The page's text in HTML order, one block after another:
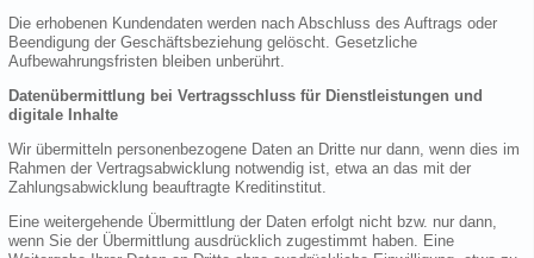
Die erhobenen Kundendaten werden nach Abschluss des Auftrags oder
Beendigung der Geschäftsbeziehung gelöscht. Gesetzliche
Aufbewahrungsfristen bleiben unberührt.
Datenübermittlung bei Vertragsschluss für Dienstleistungen und
digitale Inhalte
Wir übermitteln personenbezogene Daten an Dritte nur dann, wenn dies im
Rahmen der Vertragsabwicklung notwendig ist, etwa an das mit der
Zahlungsabwicklung beauftragte Kreditinstitut.
Eine weitergehende Übermittlung der Daten erfolgt nicht bzw. nur dann,
wenn Sie der Übermittlung ausdrücklich zugestimmt haben. Eine